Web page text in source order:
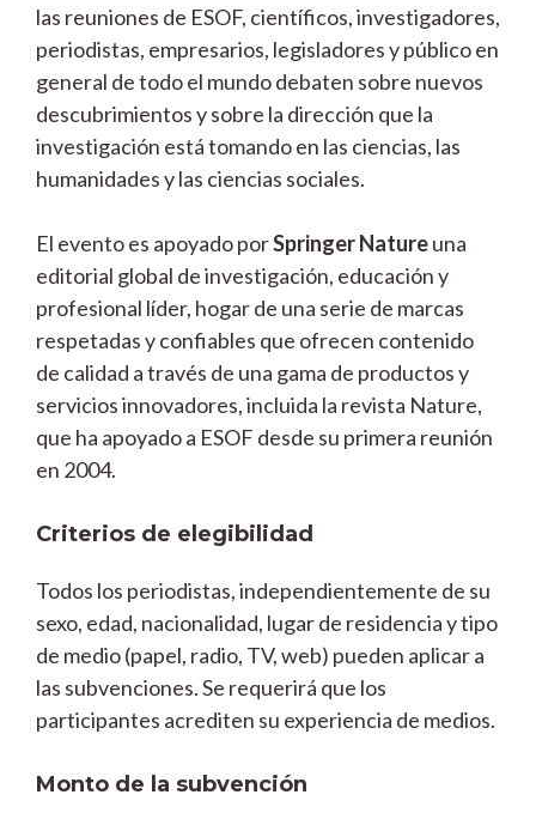
las reuniones de ESOF, científicos, investigadores,
periodistas, empresarios, legisladores y público en
general de todo el mundo debaten sobre nuevos
descubrimientos y sobre la dirección que la
investigación está tomando en las ciencias, las
humanidades y las ciencias sociales.
El evento es apoyado porSpringer Natureuna
editorial global de investigación, educación y
profesional líder, hogar de una serie de marcas
respetadas y confiables que ofrecen contenido
de calidad a través de una gama de productos y
servicios innovadores, incluida la revista Nature,
que ha apoyado a ESOF desde su primera reunión
en 2004.
Criterios de elegibilidad
Todos los periodistas, independientemente de su
sexo, edad, nacionalidad, lugar de residencia y tipo
de medio (papel, radio, TV, web) pueden aplicar a
las subvenciones. Se requerirá que los
participantes acrediten su experiencia de medios.
Monto de la subvención